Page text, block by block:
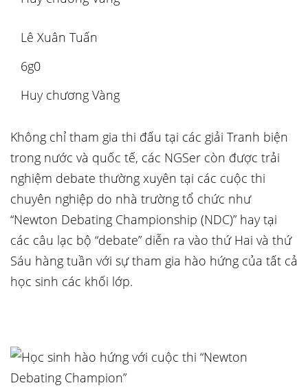
Lê Xuân Tuấn
6g0
Huy chương Vàng
Không chỉ tham gia thi đấu tại các giải Tranh biện
trong nước và quốc tế, các NGSer còn được trải
nghiệm debate thường xuyên tại các cuộc thi
chuyên nghiệp do nhà trường tổ chức như
“Newton Debating Championship (NDC)” hay tại
các câu lạc bộ “debate” diễn ra vào thứ Hai và thứ
Sáu hàng tuần với sự tham gia hào hứng của tất cả
học sinh các khối lớp.